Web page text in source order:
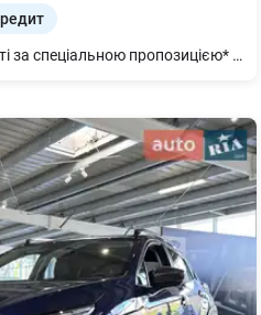
BMW 5 серії Touring в наявності за спеціальною пропозицією* та гарантією 3 роки. Запрошуємо на огляд Автомобіль оснащено додатковим обладнанням: Індикатор тискув покришках Комплект дляремонту шин BMW Digital Key Підігрів передніх сидінь Розсіяне освітлення салону Teleservices Legal emergencycall ConnectedDriveServices Пакет Connected необмежений Бездротовазарядказ охолодженням пристрою Меню українською мовою Посібник користувача українською мовою Активнийзахист пішоходів